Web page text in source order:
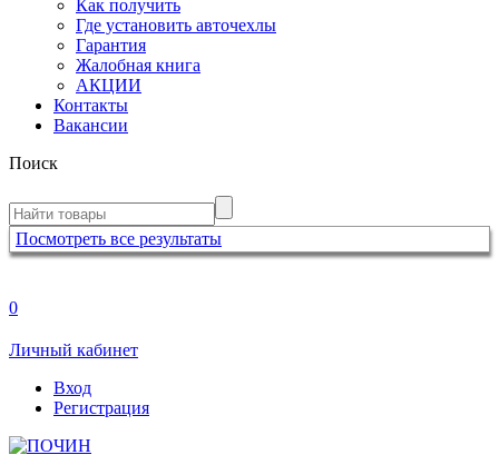
Как получить
Где установить авточехлы
Гарантия
Жалобная книга
АКЦИИ
Контакты
Вакансии
Поиск
Посмотреть все результаты
0
Личный кабинет
Вход
Регистрация